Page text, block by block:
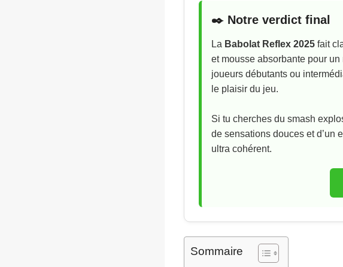
✒️ Notre verdict final
La Babolat Reflex 2025 fait
et mousse absorbante pour
joueurs débutants ou
le plaisir du jeu.
Si tu cherches du smash
de sensations douces et d’un
ultra cohérent.
Sommaire